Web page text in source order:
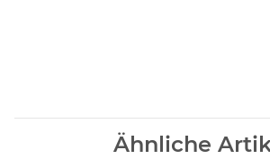
Ähnliche